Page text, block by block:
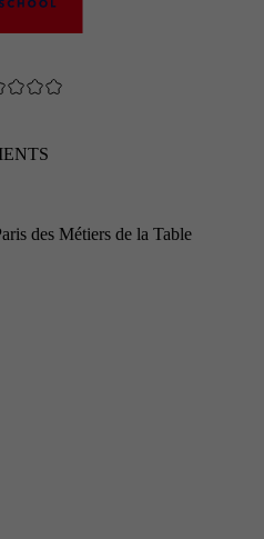
des Métiers de la Table